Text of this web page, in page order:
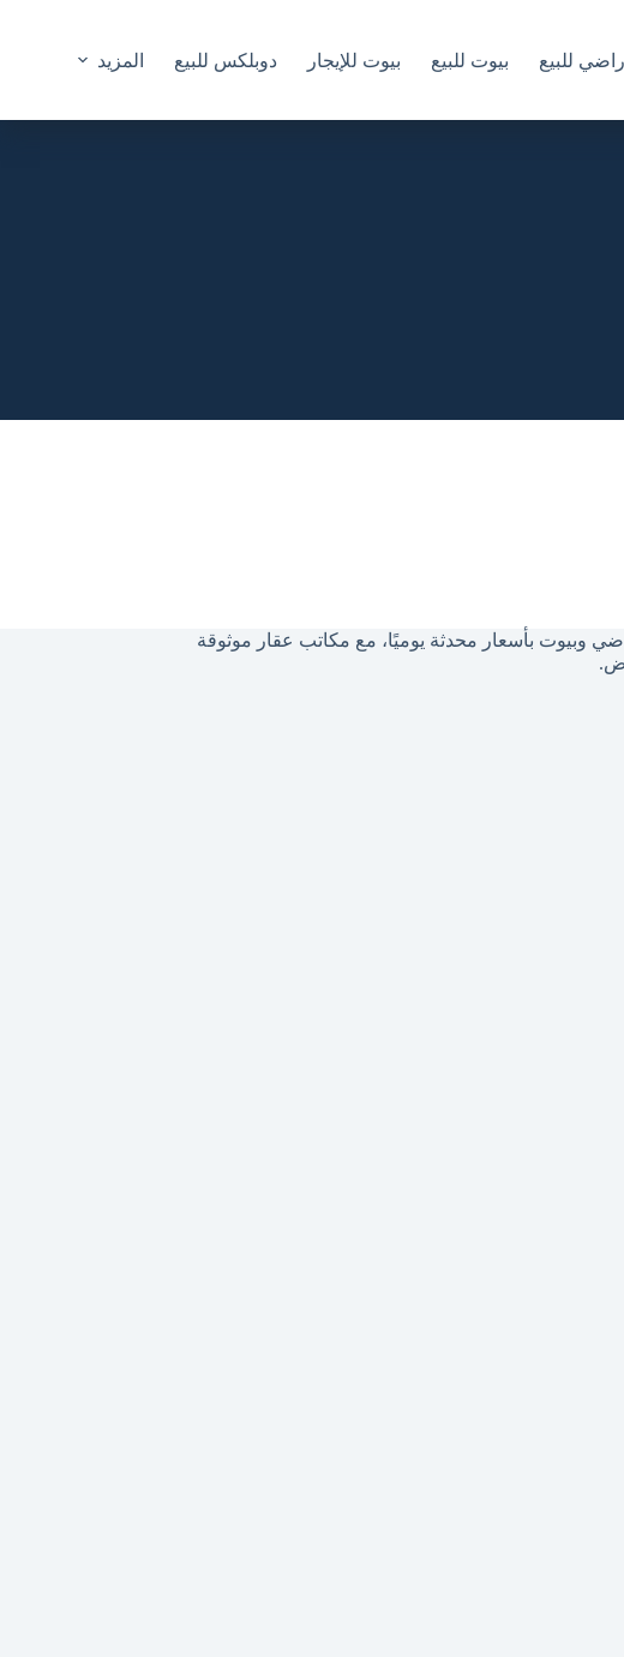
أراضي للبيع بيوت للبيع بيوت للإيجار دوبلكس للبيع المزيد
وبيوت بأسعار محدثة يوميًا، مع مكاتب عقار موثوقة